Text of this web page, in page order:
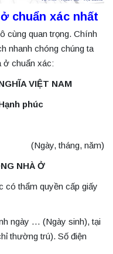
chuẩn xác nhất
cùng quan trọng. Chính
nhanh chóng chúng ta
ở chuẩn xác:
VIỆT NAM
phúc
(Ngày, tháng, năm)
NHÀ Ở
thẩm quyền cấp giấy
ngày … (Ngày sinh), tại
thường trú). Số điện